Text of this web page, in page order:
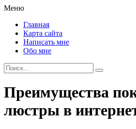
Меню
Главная
Карта сайта
Написать мне
Обо мне
Преимущества
люстры в